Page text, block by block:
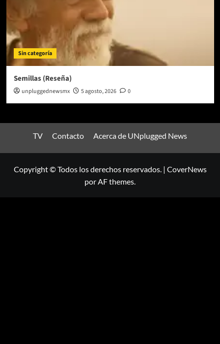
Sin categoría
Semillas (Reseña)
unpluggednewsmx 5 agosto, 2026 0
TV Contacto Acerca de UNplugged News
Copyright © Todos los derechos reservados. | CoverNews
por AF themes.